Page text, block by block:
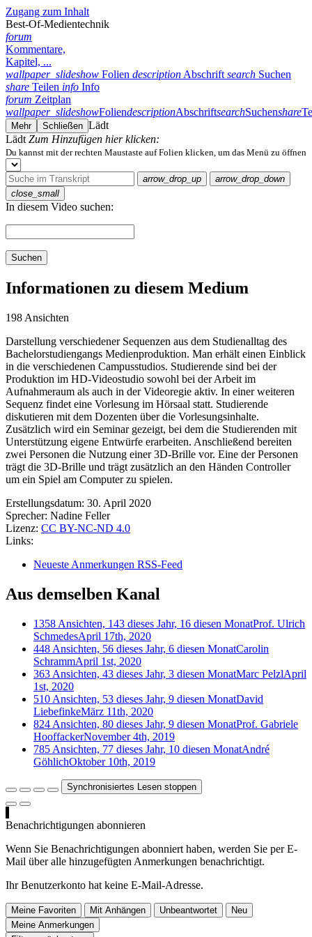
Zugang zum Inhalt
Best-Of-Medientechnik
forum
Kommentare,
Kapitel, ...
wallpaper_slideshow Folien description Abschrift search Suchen
share Teilen info Info
forum Zeitplan
wallpaper_slideshowFoliendescriptionAbschriftsearchSuchenshare
Mehr Schließen Lädt
Lädt Zum Hinzufügen hier klicken:
Du kannst mit der rechten Maustaste auf Folien klicken, um das Menü zu öffnen
arrow_drop_up
arrow_drop_down
close_small
In diesem Video suchen:
Suchen
Informationen zu diesem Medium
198 Ansichten
Darstellung verschiedener Sequenzen aus dem Studienalltag des
Bachelorstudiengangs Medienproduktion. Man erhält einen Einblick
in die verschiedenen Campusstudios. Studierende sind bei der
Produktion im HD-Videostudio sowohl bei der Arbeit im
Aufnahmeraum als auch in der Videoregie aktiv. In einer weiteren
Sequenz findet eine Vorlesung im Hörsaal statt. Studierende
diskutieren mit dem Dozenten über die Vorlesungsinhalte.
Zusätzlich wird ein Seminar gezeigt, bei dem die Studierenden mit
Unterstützung eigene Entwürfe erarbeiten. Anschließend bereiten
zwei Personen die Nutzung einer 3D-Brille vor. Eine der Personen
trägt die 3D-Brille und trägt zusätzlich an den Händen Controller
um ein Spiel am Computer zu spielen.
Erstellungsdatum: 30. April 2020
Sprecher: Nadine Feller
Lizenz: CC BY-NC-ND 4.0
Links:
Neueste Anmerkungen RSS-Feed
Aus demselben Kanal
1358 Ansichten, 143 dieses Jahr, 16 diesen MonatProf. Ulrich
SchmedesApril 17th, 2020
448 Ansichten, 56 dieses Jahr, 6 diesen MonatCarolin
SchrammApril 1st, 2020
363 Ansichten, 43 dieses Jahr, 3 diesen MonatMarc PelzlApril
1st, 2020
510 Ansichten, 53 dieses Jahr, 9 diesen MonatDavid
LiebefinkeMärz 11th, 2020
824 Ansichten, 80 dieses Jahr, 9 diesen MonatProf. Gabriele
HooffackerNovember 4th, 2019
785 Ansichten, 77 dieses Jahr, 10 diesen MonatAndré
GöhlichOktober 10th, 2019
Synchronisiertes Lesen stoppen
Benachrichtigungen abonnieren
Wenn Sie Benachrichtigungen abonniert haben, werden Sie per E-
Mail über alle hinzugefügten Anmerkungen benachrichtigt.
Ihr Benutzerkonto hat keine E-Mail-Adresse.
Meine Favoriten Mit Anhängen Unbeantwortet
Neu
Meine Anmerkungen